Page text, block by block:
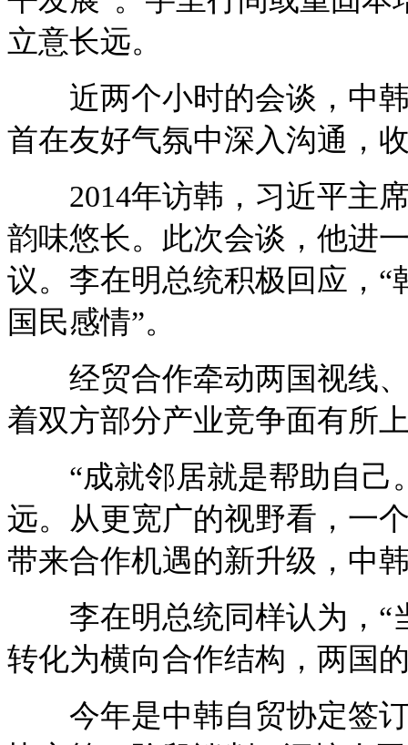
立意长远。
近两个小时的会谈，中韩
首在友好气氛中深入沟通，
2014年访韩，习近平主席
韵味悠长。此次会谈，他进
议。李在明总统积极回应，
国民感情”。
经贸合作牵动两国视线、
着双方部分产业竞争面有所
“成就邻居就是帮助自己
远。从更宽广的视野看，一
带来合作机遇的新升级，中
李在明总统同样认为，“
转化为横向合作结构，两国
今年是中韩自贸协定签订